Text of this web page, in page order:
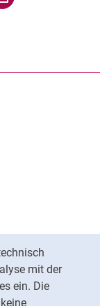
mit der
ein. Die